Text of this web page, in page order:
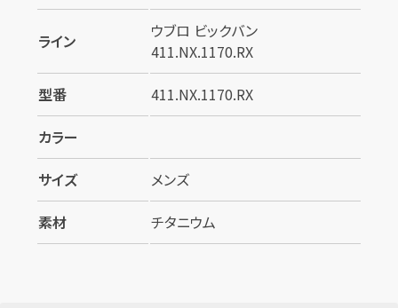
ライン
ウブロ ビックバン
411.NX.1170.RX
型番
411.NX.1170.RX
カラー
サイズ
メンズ
素材
チタニウム